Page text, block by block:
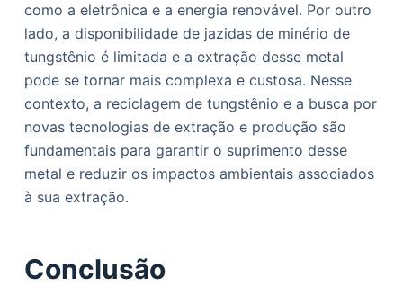
como a eletrônica e a energia renovável. Por outro
lado, a disponibilidade de jazidas de minério de
tungstênio é limitada e a extração desse metal
pode se tornar mais complexa e custosa. Nesse
contexto, a reciclagem de tungstênio e a busca por
novas tecnologias de extração e produção são
fundamentais para garantir o suprimento desse
metal e reduzir os impactos ambientais associados
à sua extração.
Conclusão